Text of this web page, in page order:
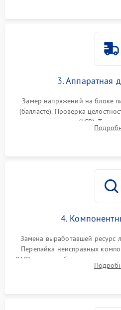
3. Аппаратная
Замер напряжений на блоке
(балласте). Проверка
или поляризаторов (LCD).
температуры и оптопар с
4.
Замена выработавшей ресурс
Перепайка неисправных
DMD-чипа при битых пикселях,
колеса или восстановление